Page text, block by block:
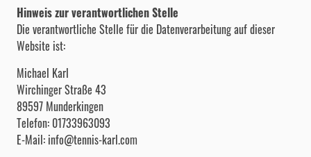
Hinweis zur verantwortlichen Stelle
Die verantwortliche Stelle für die Datenverarbeitung auf dieser
Website ist:
Michael Karl
Wirchinger Straße 43
89597 Munderkingen
Telefon: 01733963093
E-Mail: info@tennis-karl.com